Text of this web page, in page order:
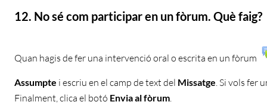
12. No sé com participar en un fòrum. Què faig?
Quan hagis de fer una intervenció oral o escrita en un fòrum
Assumpte i escriu en el camp de text del Missatge. Si vols fer
Finalment, clica el botó Envia al fòrum.